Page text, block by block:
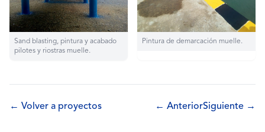
Sand blasting, pintura y acabado
pilotes y riostras muelle.
Pintura de demarcación muelle.
← Volver a proyectos ← AnteriorSiguiente →